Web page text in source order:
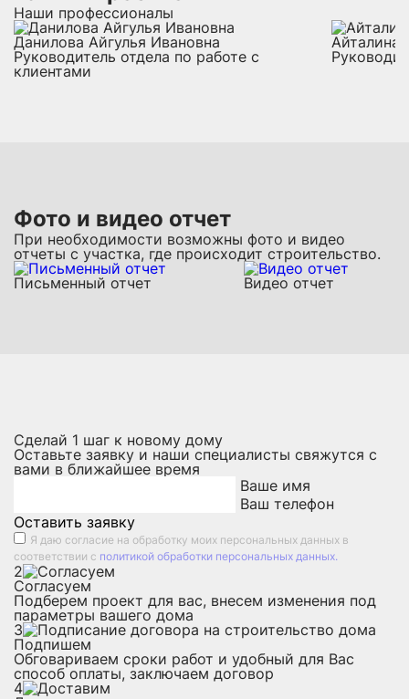
Наши профессионалы
Данилова Айгулья Ивановна
Руководитель отдела по работе с
клиентами
Айталина
Фото и видео отчет
При необходимости возможны фото и видео
отчеты с участка, где происходит строительство.
Письменный отчет
Видео отчет
Сделай 1 шаг к новому дому
Оставьте заявку и наши специалисты свяжутся с
вами в ближайшее время
Ваше имя
Ваш телефон
Оставить заявку
Я даю согласие на обработку моих персональных данных в
соответствии с политикой обработки персональных данных.
2
Согласуем
Подберем проект для вас, внесем изменения под
параметры вашего дома
3
Подпишем
Обговариваем сроки работ и удобный для Вас
способ оплаты, заключаем договор
4